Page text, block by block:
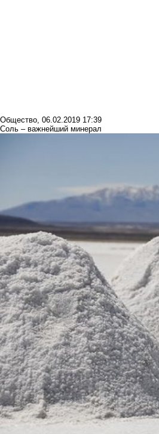
Общество, 06.02.2019 17:39
Соль – важнейший минерал